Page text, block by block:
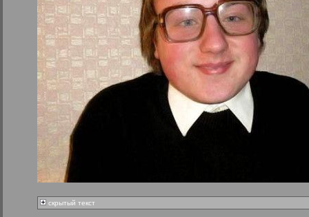
скрытый текст